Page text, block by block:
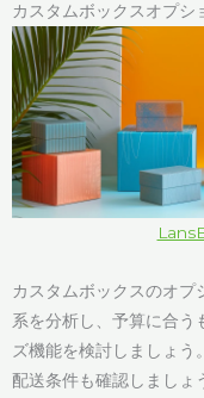
カスタムボックスオプシ
カスタムボックスのオ
系を分析し、予算に合う
ズ機能を検討しましょう
配送条件も確認しましょ